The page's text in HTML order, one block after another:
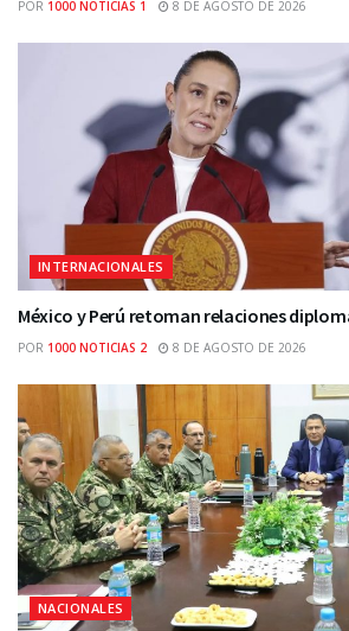
POR 1000 NOTICIAS 1 8 DE AGOSTO DE 2026
INTERNACIONALES
México y Perú retoman relaciones
POR 1000 NOTICIAS 2 8 DE AGOSTO DE 2026
NACIONALES